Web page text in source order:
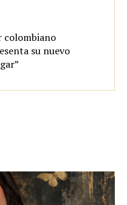
colombiano
su nuevo